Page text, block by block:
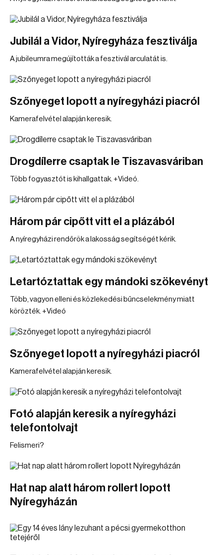
Jubilál a Vidor, Nyíregyháza fesztiválja
A jubileumra megújították a fesztivál arculatát is.
Szőnyeget lopott a nyíregyházi piacról
Kamerafelvétel alapján keresik.
Drogdílerre csaptak le Tiszavasváriban
Több fogyasztót is kihallgattak. +Videó.
Három pár cipőtt vitt el a plázából
A nyíregyházi rendőrök a lakosság segítségét kérik.
Letartóztattak egy mándoki szökevényt
Több, vagyon elleni és közlekedési bűncselekmény miatt
körözték. +Videó
Szőnyeget lopott a nyíregyházi piacról
Kamerafelvétel alapján keresik.
Fotó alapján keresik a nyíregyházi
telefontolvajt
Felismeri?
Hat nap alatt három rollert lopott
Nyíregyházán